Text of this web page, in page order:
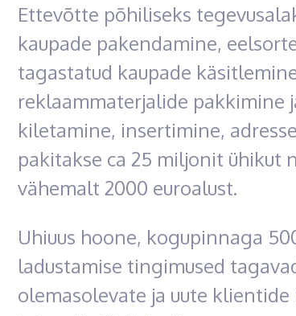
Ettevõtte põhiliseks
kaupade pakendamine,
tagastatud kaupade
reklaammaterjalide pakkimine
kiletamine, insertimine,
pakitakse ca 25 miljonit ühikut
vähemalt 2000 euroalust.
Uhiuus hoone, kogupinnaga
ladustamise tingimused
olemasolevate ja uute